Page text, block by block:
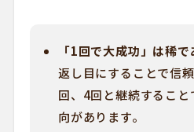
「1回で大成功」は稀で
返し目にすることで信
回、4回と継続するこ
向があります。